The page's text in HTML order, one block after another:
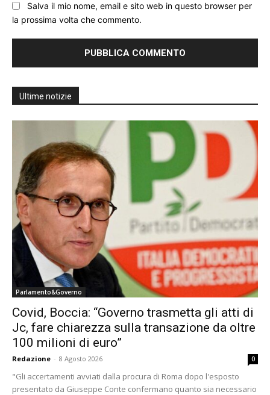
Salva il mio nome, email e sito web in questo browser per
la prossima volta che commento.
Ultime notizie
Parlamento&Governo
Covid, Boccia: “Governo trasmetta gli atti di
Jc, fare chiarezza sulla transazione da oltre
100 milioni di euro”
Redazione - 8 Agosto 2026 0
"Gli accertamenti avviati dalla procura di Roma dopo l'esposto
presentato da Giuseppe Conte confermano quanto sia necessario